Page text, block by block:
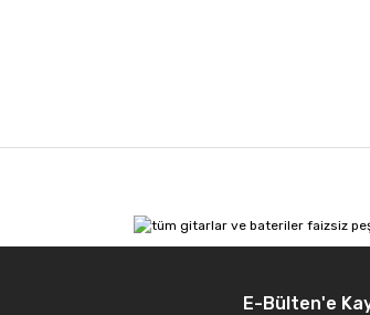
Yorum Yaz
E-Bülten'e